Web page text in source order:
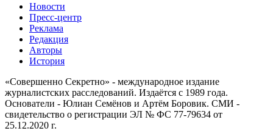
Новости
Пресс-центр
Реклама
Редакция
Авторы
История
«Совершенно Секретно» - международное издание
журналистских расследований. Издаётся с 1989 года.
Основатели - Юлиан Семёнов и Артём Боровик. CМИ -
свидетельство о регистрации ЭЛ № ФС 77-79634 от
25.12.2020 г.